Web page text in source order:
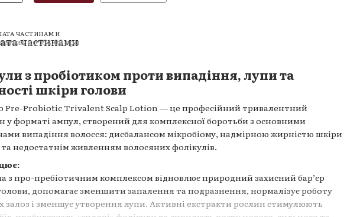
ефекту використовуйте разом💎
ЧАСТИНАМИ
по 534.00 грн
з пробіотиком проти випадіння, лупи та
шкіри голови
Pre-Probiotic Trivalent Scalp Lotion — це професійний тривалентний
у форматі ампул, створений для комплексної боротьби з основними
випадіння волосся: дисбалансом мікробіому, надмірною жирністю шкіри
недостатнім живленням волосяних фолікулів.
з про-пребіотичним комплексом відновлює природний захисний бар’єр
допомагає зменшити запалення та подразнення, нормалізує роботу
залоз і зменшує утворення лупи. Активні екстракти рослин стимулюють